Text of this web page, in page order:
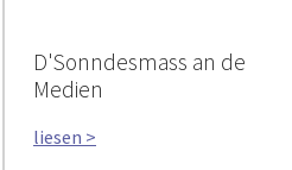
D'Sonndesmass an de
Medien
liesen >